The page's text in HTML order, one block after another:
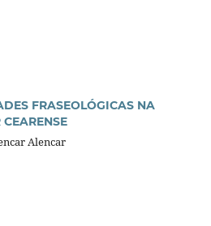
FRASEOLÓGICAS NA
Alencar